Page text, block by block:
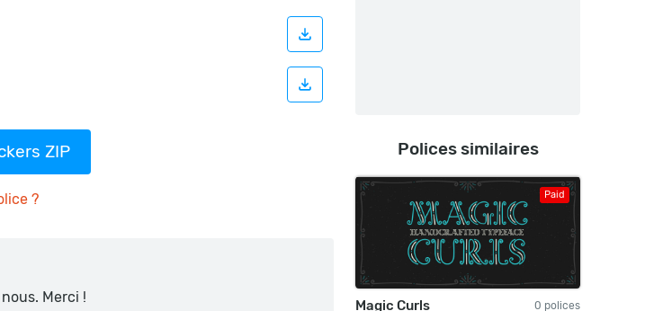
ZIP
?
Merci !
Polices similaires
Paid
Magic Curls 0 polices